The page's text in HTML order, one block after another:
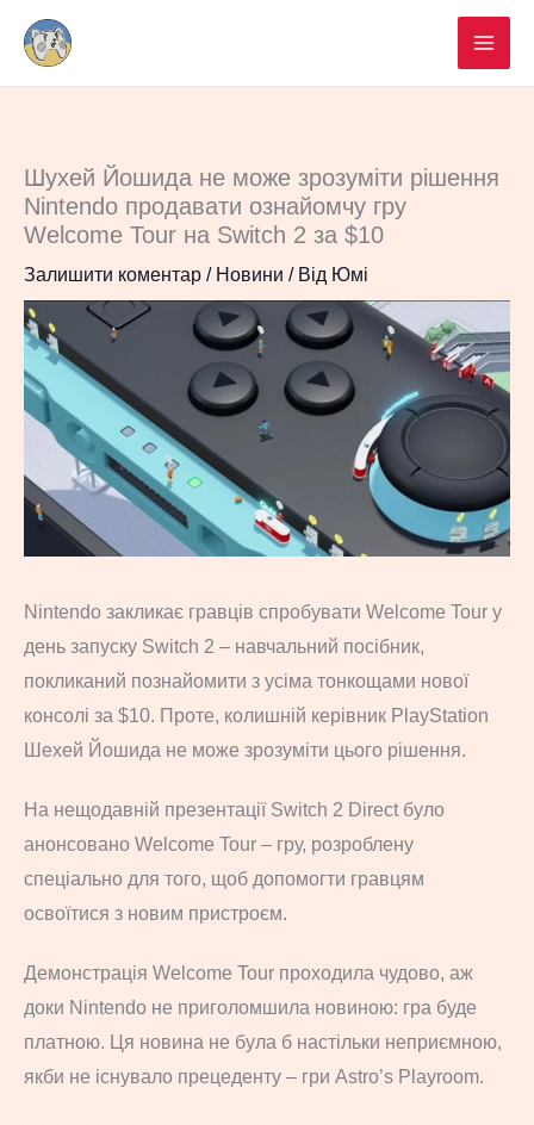
Перейти
вмісту
Шухей Йошида не може зрозуміти рішення
Nintendo продавати ознайомчу гру
Welcome Tour на Switch 2 за $10
Залишити коментар / Новини / Від Юмі
Nintendo закликає гравців спробувати Welcome Tour у
день запуску Switch 2 – навчальний посібник,
покликаний познайомити з усіма тонкощами нової
консолі за $10. Проте, колишній керівник PlayStation
Шeхей Йошида не може зрозуміти цього рішення.
На нещодавній презентації Switch 2 Direct було
анонсовано Welcome Tour – гру, розроблену
спеціально для того, щоб допомогти гравцям
освоїтися з новим пристроєм.
Демонстрація Welcome Tour проходила чудово, аж
доки Nintendo не приголомшила новиною: гра буде
платною. Ця новина не була б настільки неприємною,
якби не існувало прецеденту – гри Astro’s Playroom.